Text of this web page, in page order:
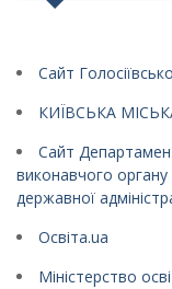
Сайт
КИЇВСЬКА
Сайт
виконавчого органу
державної
Освіта.ua
Міністерство